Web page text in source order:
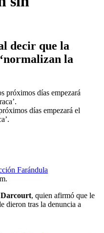
decir que la
la
días empezará el
Farándula
, quien afirmó que le
dieron tras la denuncia a